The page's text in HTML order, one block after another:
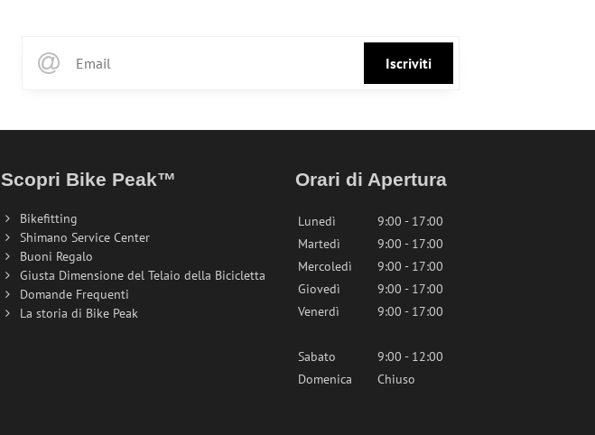
Iscriviti
Scopri Bike Peak™
Bikefitting
Shimano Service Center
Buoni Regalo
Giusta Dimensione del Telaio della Bicicletta
Domande Frequenti
La storia di Bike Peak
Orari di Apertura
Lunedì
9:00 - 17:00
Martedì
9:00 - 17:00
Mercoledì
9:00 - 17:00
Giovedì
9:00 - 17:00
Venerdì
9:00 - 17:00
Sabato
9:00 - 12:00
Domenica
Chiuso